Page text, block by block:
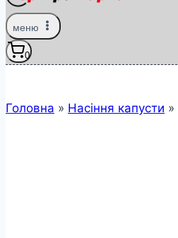
меню
0
Головна » Насіння капусти »